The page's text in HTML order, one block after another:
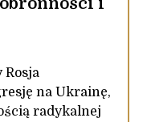
na Ukrainę,
radykalnej